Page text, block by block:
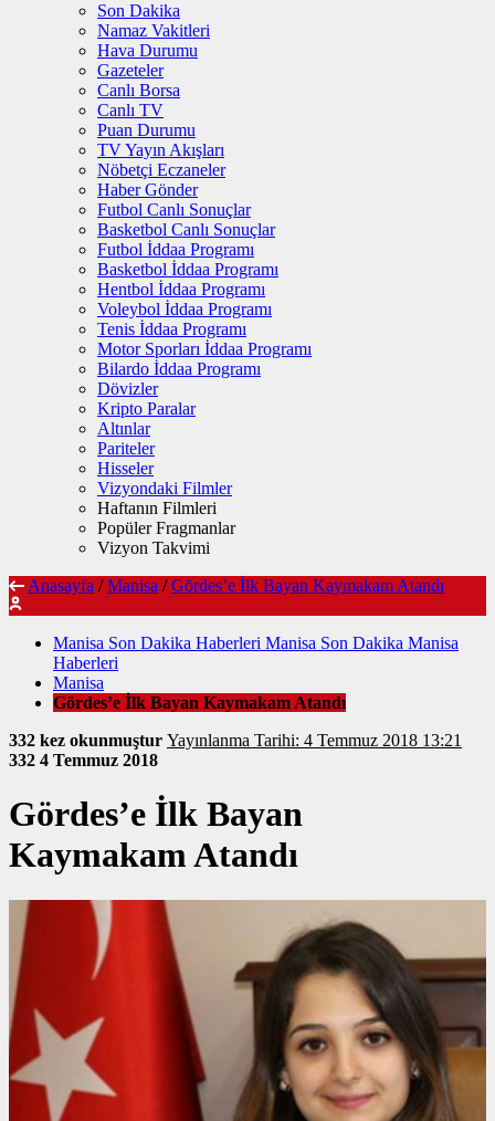
Son Dakika
Namaz Vakitleri
Hava Durumu
Gazeteler
Canlı Borsa
Canlı TV
Puan Durumu
TV Yayın Akışları
Nöbetçi Eczaneler
Haber Gönder
Futbol Canlı Sonuçlar
Basketbol Canlı Sonuçlar
Futbol İddaa Programı
Basketbol İddaa Programı
Hentbol İddaa Programı
Voleybol İddaa Programı
Tenis İddaa Programı
Motor Sporları İddaa Programı
Bilardo İddaa Programı
Dövizler
Kripto Paralar
Altınlar
Pariteler
Hisseler
Vizyondaki Filmler
Haftanın Filmleri
Popüler Fragmanlar
Vizyon Takvimi
Anasayfa / Manisa / Gördes’e İlk Bayan Kaymakam Atandı
Manisa Son Dakika Haberleri Manisa Son Dakika Manisa
Haberleri
Manisa
Gördes’e İlk Bayan Kaymakam Atandı
332 kez okunmuştur Yayınlanma Tarihi: 4 Temmuz 2018 13:21
332 4 Temmuz 2018
Gördes’e İlk Bayan
Kaymakam Atandı